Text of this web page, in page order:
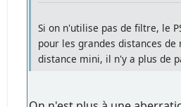
Si on n'utilise pas de filtre, le
pour les grandes distances de
distance mini, il n'y a plus de